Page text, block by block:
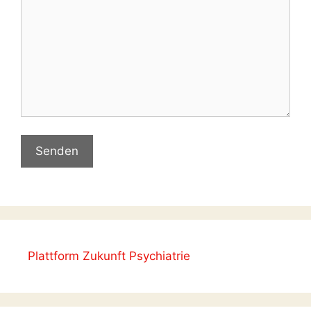
Plattform Zukunft Psychiatrie